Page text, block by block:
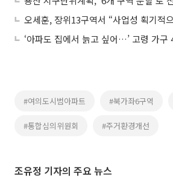
‘아파도 집에서 늙고 싶어…’ 고령 가구
#여의도시범아파트 #북가좌6구역
#통합심의위원회 #주거환경개선
조유정 기자의 주요 뉴스